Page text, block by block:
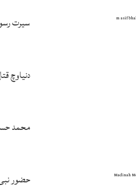
سیرت
دنیاوچ
محمد
حضور